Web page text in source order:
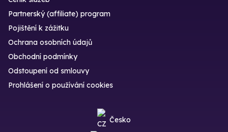
Partnerský (affiliate) program
Pojištění k zážitku
Ochrana osobních údajů
Obchodní podmínky
Odstoupení od smlouvy
Prohlášení o používání cookies
Česko